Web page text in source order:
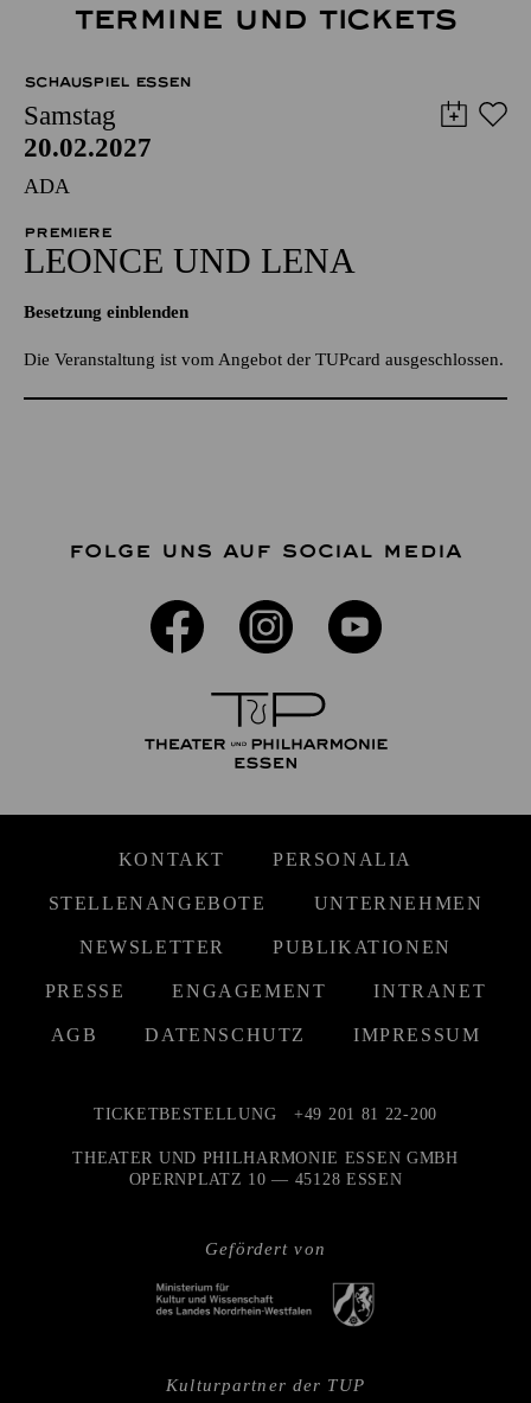
TERMINE UND TICKETS
SCHAUSPIEL ESSEN
Samstag
20.02.2027
ADA
PREMIERE
LEONCE UND LENA
Besetzung einblenden
Die Veranstaltung ist vom Angebot der TUPcard ausgeschlossen.
FOLGE UNS AUF SOCIAL MEDIA
KONTAKT PERSONALIA
STELLENANGEBOTE UNTERNEHMEN
NEWSLETTER PUBLIKATIONEN
PRESSE ENGAGEMENT INTRANET
AGB DATENSCHUTZ IMPRESSUM
Gefördert von
TICKETBESTELLUNG +49 201 81 22-200
THEATER UND PHILHARMONIE ESSEN GMBH
OPERNPLATZ 10 — 45128 ESSEN
Kulturpartner der TUP